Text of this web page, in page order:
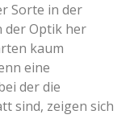
Sorte in der
der Optik her
kaum
eine
der die
sind, zeigen sich